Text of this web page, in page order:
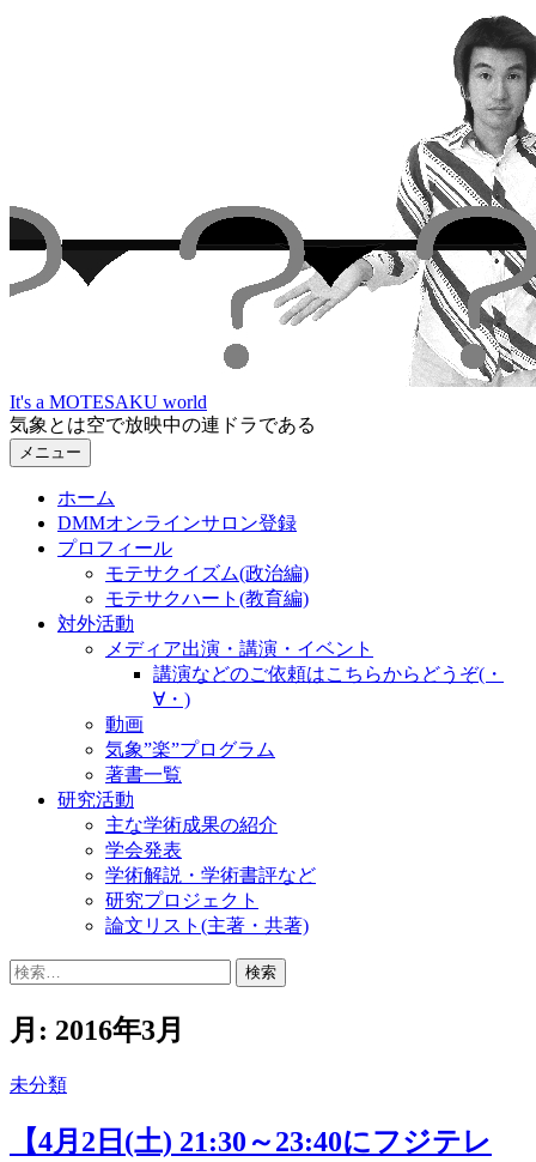
ッ
プ
It's a MOTESAKU world
気象とは空で放映中の連ドラである
メニュー
ホーム
DMMオンラインサロン登録
プロフィール
モテサクイズム(政治編)
モテサクハート(教育編)
対外活動
メディア出演・講演・イベント
講演などのご依頼はこちらからどうぞ(・
∀・)
動画
気象”楽”プログラム
著書一覧
研究活動
主な学術成果の紹介
学会発表
学術解説・学術書評など
研究プロジェクト
論文リスト(主著・共著)
検
月: 2016年3月
未分類
【4月2日(土) 21:30～23:40にフジテレ